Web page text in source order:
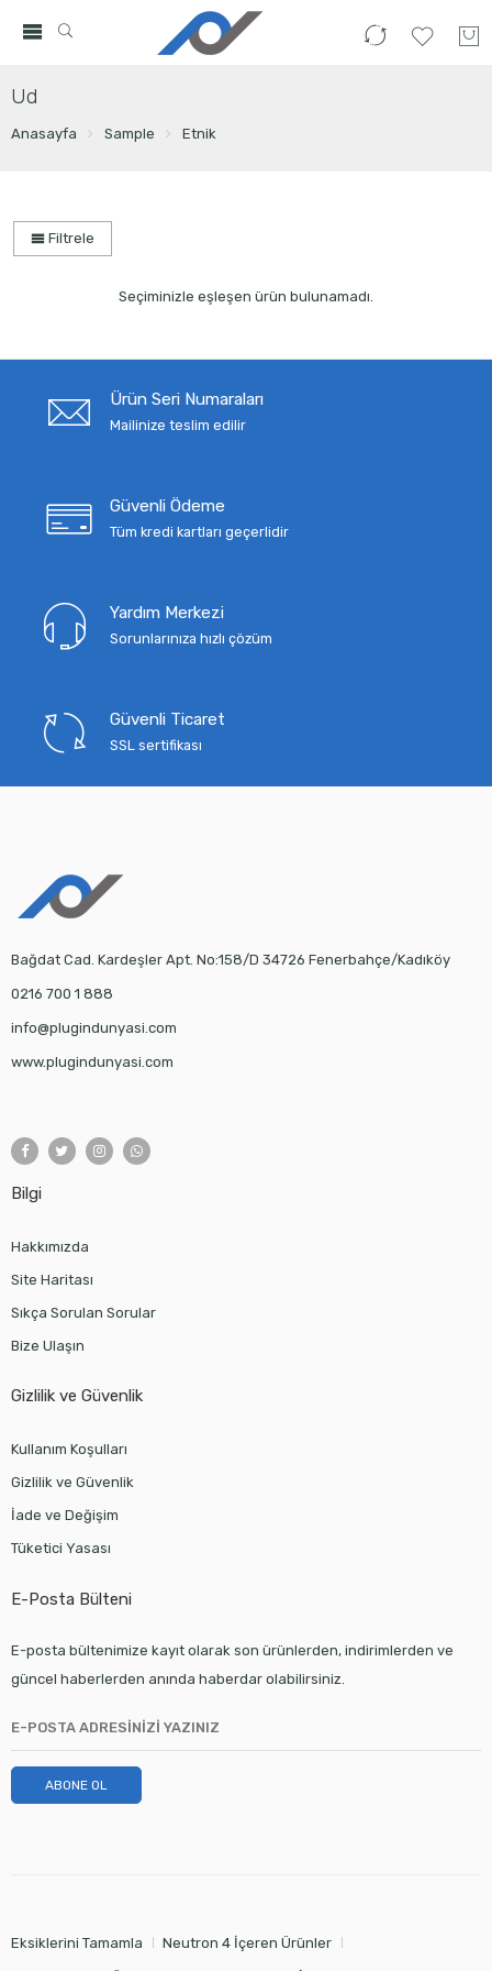
Ud
Anasayfa Sample Etnik
Filtrele
Seçiminizle eşleşen ürün bulunamadı.
Ürün Seri Numaraları
Mailinize teslim edilir
Güvenli Ödeme
Tüm kredi kartları geçerlidir
Yardım Merkezi
Sorunlarınıza hızlı çözüm
Güvenli Ticaret
SSL sertifikası
Bağdat Cad. Kardeşler Apt. No:158/D 34726 Fenerbahçe/Kadıköy
0216 700 1 888
info@plugindunyasi.com
www.plugindunyasi.com
Bilgi
Hakkımızda
Site Haritası
Sıkça Sorulan Sorular
Bize Ulaşın
Gizlilik ve Güvenlik
Kullanım Koşulları
Gizlilik ve Güvenlik
İade ve Değişim
Tüketici Yasası
E-Posta Bülteni
E-posta bültenimize kayıt olarak son ürünlerden, indirimlerden ve
güncel haberlerden anında haberdar olabilirsiniz.
ABONE OL
Eksiklerini Tamamla Neutron 4 İçeren Ürünler